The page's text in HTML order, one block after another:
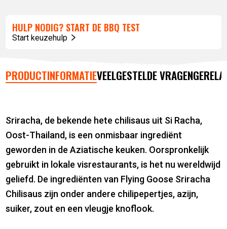
HULP NODIG? START DE BBQ TEST
Start keuzehulp
PRODUCTINFORMATIEVEELGESTELDE VRAGEN
Sriracha, de bekende hete chilisaus uit Si Racha,
Oost-Thailand, is een onmisbaar ingrediënt
geworden in de Aziatische keuken. Oorspronkelijk
gebruikt in lokale visrestaurants, is het nu wereldwijd
geliefd. De ingrediënten van Flying Goose Sriracha
Chilisaus zijn onder andere chilipepertjes, azijn,
suiker, zout en een vleugje knoflook.